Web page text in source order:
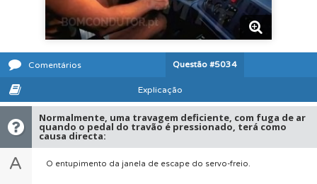
Comentários Questão #5034
Explicação
Normalmente, uma travagem deficiente, com fuga de ar
quando o pedal do travão é pressionado, terá como
causa directa:
A O entupimento da janela de escape do servo-freio.